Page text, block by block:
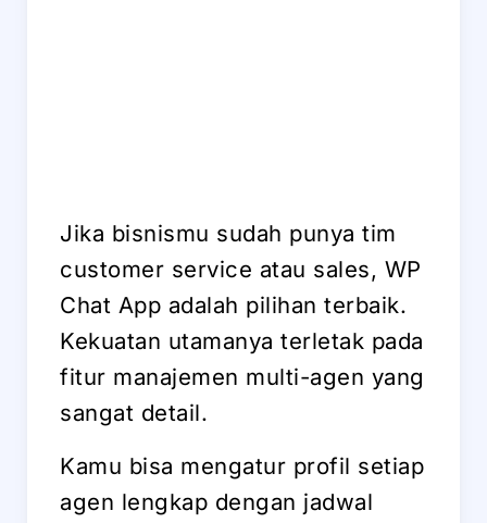
Jika bisnismu sudah punya tim
customer service atau sales, WP
Chat App adalah pilihan terbaik.
Kekuatan utamanya terletak pada
fitur manajemen multi-agen yang
sangat detail.
Kamu bisa mengatur profil setiap
agen lengkap dengan jadwal